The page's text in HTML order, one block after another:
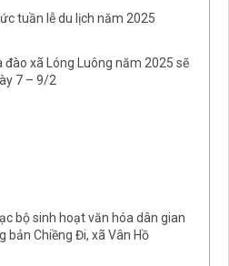
tuần lễ du lịch năm 2025
đào xã Lóng Luông năm 2025 sẽ
7 – 9/2
bộ sinh hoạt văn hóa dân gian
bản Chiềng Đi, xã Vân Hồ